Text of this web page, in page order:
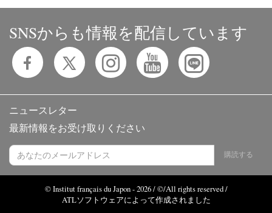
SNSからも情報を配信しています
ニュースレター
最新情報をお受け取りください
購読する
© Institut français du Japon - 2026 / ©/All rights reserved /
ATLソフトウェアによって作成されました